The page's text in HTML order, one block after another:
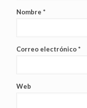
Nombre *
Correo electrónico*
Web